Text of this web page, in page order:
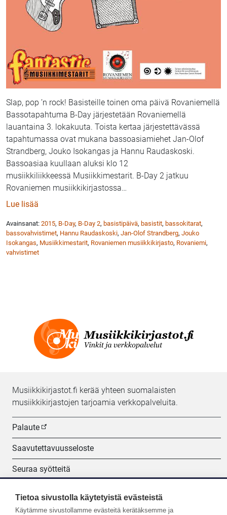
Slap, pop ’n rock! Basisteille toinen oma päivä Rovaniemellä
Bassotapahtuma B-Day järjestetään Rovaniemellä
lauantaina 3. lokakuuta. Toista kertaa järjestettävässä
tapahtumassa ovat mukana bassoasiamiehet Jan-Olof
Strandberg, Jouko Isokangas ja Hannu Raudaskoski.
Bassoasiaa kuullaan aluksi klo 12
musiikkiliikkeessä Musiikkimestarit. B-Day 2 jatkuu
Rovaniemen musiikkikirjastossa…
Lue lisää
Avainsanat: 2015, B-Day, B-Day 2, basistipäivä, basistit, bassokitarat,
bassovahvistimet, Hannu Raudaskoski, Jan-Olof Strandberg, Jouko
Isokangas, Musiikkimestarit, Rovaniemen musiikkikirjasto, Rovaniemi,
vahvistimet
Musiikkikirjastot.fi kerää yhteen suomalaisten
musiikkikirjastojen tarjoamia verkkopalveluita.
Palaute
Saavutettavuusseloste
Seuraa syötteitä
Tietoa sivustolla käytetyistä evästeistä
Käytämme sivustollamme evästeitä kerätäksemme ja